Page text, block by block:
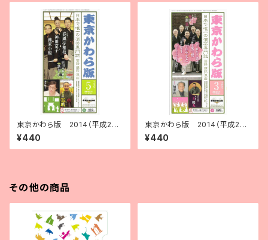
東京かわら版 2014（平成26）
年５月号
¥440
東京かわら版 2014（平成26）
年３月号
¥440
その他の商品